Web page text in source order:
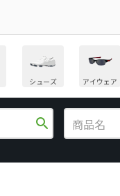
シューズ アイウェア
search